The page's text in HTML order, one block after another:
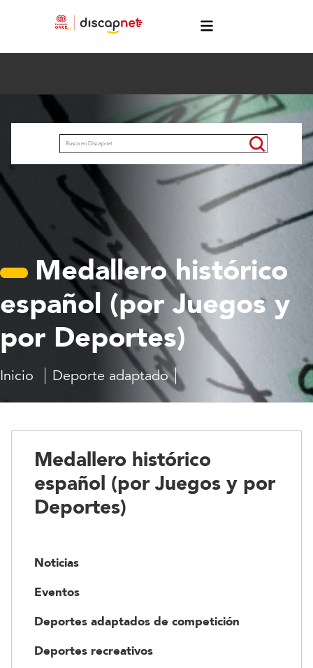
Medallero histórico
español (por Juegos y
por Deportes)
Inicio Deporte adaptado
Medallero
histórico
(por
y
por
Deportes)
Medallero histórico
español (por Juegos y por
Deportes)
Noticias
Eventos
Deportes adaptados de competición
Deportes recreativos